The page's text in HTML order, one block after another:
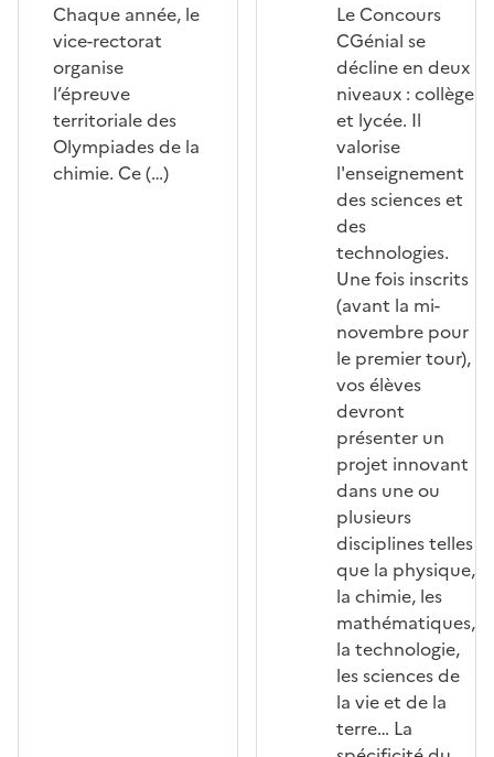
Chaque année, le
vice-rectorat
organise
l’épreuve
territoriale des
Olympiades de la
chimie. Ce (…)
Le Concours
CGénial se
décline en deux
niveaux : collège
et lycée. Il
valorise
l'enseignement
des sciences et
des
technologies.
Une fois inscrits
(avant la mi-
novembre pour
le premier tour),
vos élèves
devront
présenter un
projet innovant
dans une ou
plusieurs
disciplines telles
que la physique,
la chimie, les
mathématiques,
la technologie,
les sciences de
la vie et de la
terre… La